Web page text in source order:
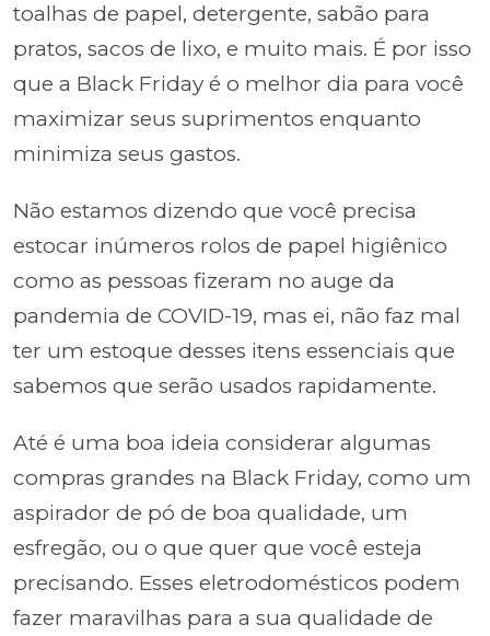
toalhas de papel, detergente, sabão para
pratos, sacos de lixo, e muito mais. É por isso
que a Black Friday é o melhor dia para você
maximizar seus suprimentos enquanto
minimiza seus gastos.
Não estamos dizendo que você precisa
estocar inúmeros rolos de papel higiênico
como as pessoas fizeram no auge da
pandemia de COVID-19, mas ei, não faz mal
ter um estoque desses itens essenciais que
sabemos que serão usados rapidamente.
Até é uma boa ideia considerar algumas
compras grandes na Black Friday, como um
aspirador de pó de boa qualidade, um
esfregão, ou o que quer que você esteja
precisando. Esses eletrodomésticos podem
fazer maravilhas para a sua qualidade de